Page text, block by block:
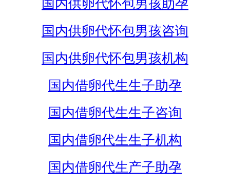
国内供卵代怀包男孩助孕
国内供卵代怀包男孩咨询
国内供卵代怀包男孩机构
国内借卵代生生子助孕
国内借卵代生生子咨询
国内借卵代生生子机构
国内借卵代生产子助孕